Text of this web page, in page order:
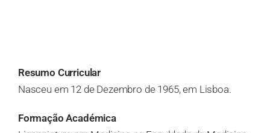
Resumo Curricular
Nasceu em 12 de Dezembro de 1965, em Lisboa.
Formação Académica